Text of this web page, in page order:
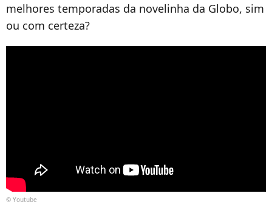
melhores temporadas da novelinha da Globo, sim
ou com certeza?
© Youtube